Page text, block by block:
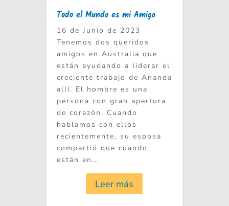
Todo el Mundo es mi Amigo
16 de Junio de 2023
Tenemos dos queridos
amigos en Australia que
están ayudando a liderar el
creciente trabajo de Ananda
allí. El hombre es una
persona con gran apertura
de corazón. Cuando
hablamos con ellos
recientemente, su esposa
compartió que cuando
están en...
Leer más